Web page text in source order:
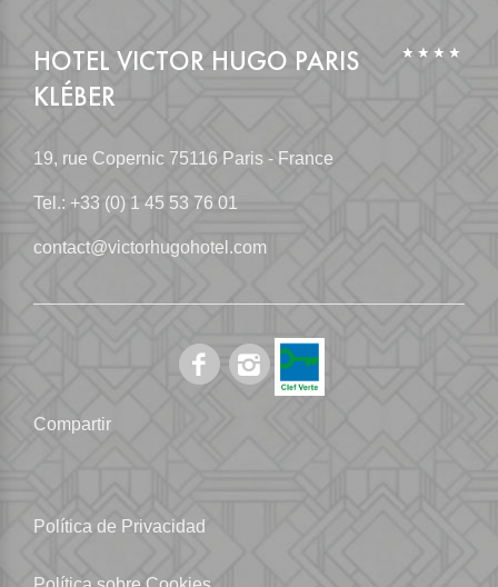
HOTEL VICTOR HUGO PARIS
KLÉBER
19, rue Copernic 75116 Paris - France
Tel.: +33 (0) 1 45 53 76 01
contact@victorhugohotel.com
Compartir
Política de Privacidad